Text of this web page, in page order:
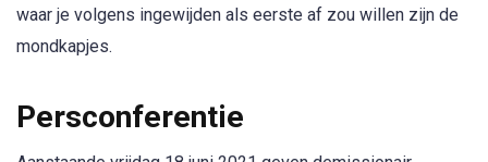
waar je volgens ingewijden als eerste af zou willen zijn de
mondkapjes.
Persconferentie